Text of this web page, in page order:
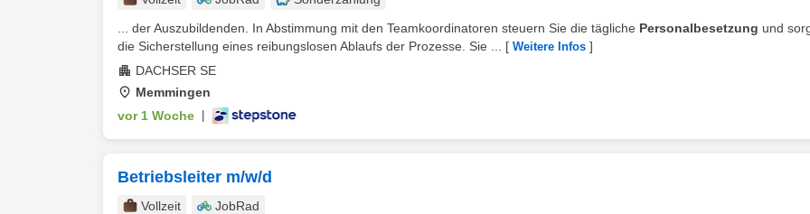
... der Auszubildenden. In Abstimmung mit den Teamkoordinatoren steuern Sie die tägliche Personalbesetzung und
die Sicherstellung eines reibungslosen Ablaufs der Prozesse. Sie ...
[ Weitere Infos ]
DACHSER SE
Memmingen
vor 1 Woche
Betriebsleiter m/w/d
Vollzeit
JobRad